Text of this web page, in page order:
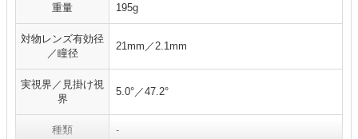
重量 195g
対物レンズ有効径
／瞳径
21mm／2.1mm
実視界／見掛け視
界
5.0°／47.2°
種類 -